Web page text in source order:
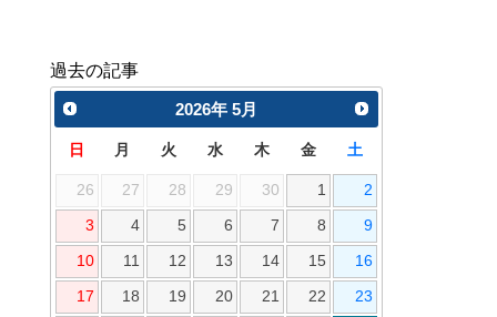
過去の記事
2026年 5月
日 月 火 水 木 金 土
26 27 28 29 30 1 2
3 4 5 6 7 8 9
10 11 12 13 14 15 16
17 18 19 20 21 22 23